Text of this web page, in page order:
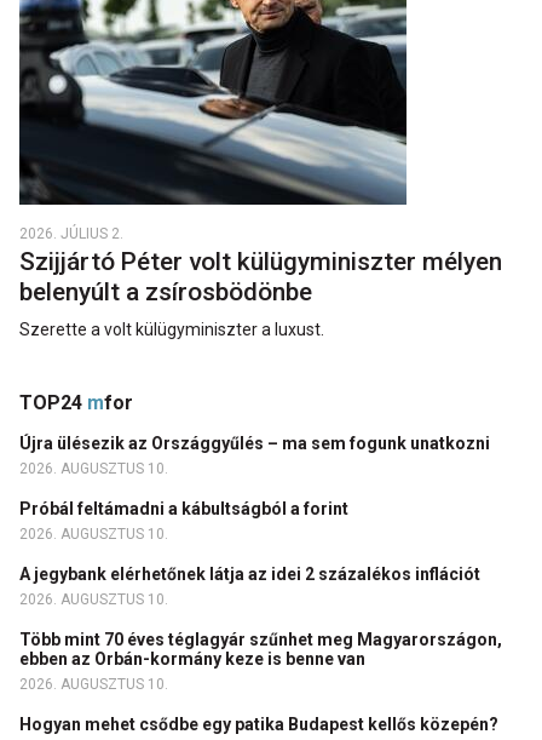
2026. JÚLIUS 2.
Szijjártó Péter volt külügyminiszter mélyen
belenyúlt a zsírosbödönbe
Szerette a volt külügyminiszter a luxust.
TOP24 mfor
Újra ülésezik az Országgyűlés – ma sem fogunk unatkozni
2026. AUGUSZTUS 10.
Próbál feltámadni a kábultságból a forint
2026. AUGUSZTUS 10.
A jegybank elérhetőnek látja az idei 2 százalékos inflációt
2026. AUGUSZTUS 10.
Több mint 70 éves téglagyár szűnhet meg Magyarországon,
ebben az Orbán-kormány keze is benne van
2026. AUGUSZTUS 10.
Hogyan mehet csődbe egy patika Budapest kellős közepén?